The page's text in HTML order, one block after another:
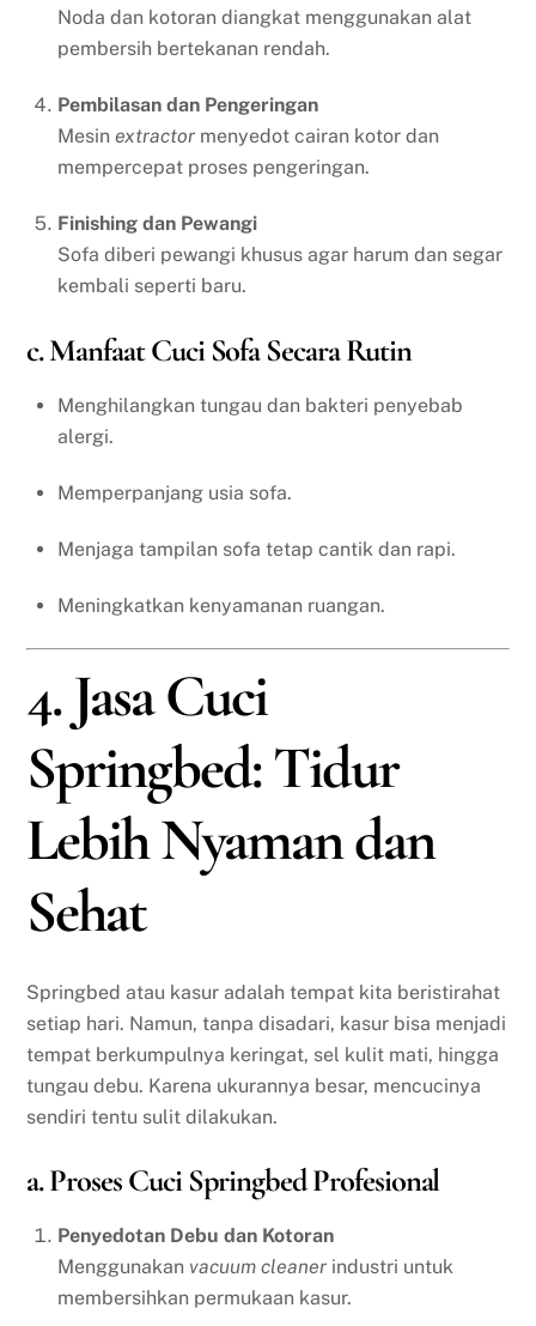
Noda dan kotoran diangkat menggunakan alat
pembersih bertekanan rendah.
Pembilasan dan Pengeringan
Mesin extractor menyedot cairan kotor dan
mempercepat proses pengeringan.
Finishing dan Pewangi
Sofa diberi pewangi khusus agar harum dan segar
kembali seperti baru.
c. Manfaat Cuci Sofa Secara Rutin
Menghilangkan tungau dan bakteri penyebab
alergi.
Memperpanjang usia sofa.
Menjaga tampilan sofa tetap cantik dan rapi.
Meningkatkan kenyamanan ruangan.
4. Jasa Cuci
Springbed: Tidur
Lebih Nyaman dan
Sehat
Springbed atau kasur adalah tempat kita beristirahat
setiap hari. Namun, tanpa disadari, kasur bisa menjadi
tempat berkumpulnya keringat, sel kulit mati, hingga
tungau debu. Karena ukurannya besar, mencucinya
sendiri tentu sulit dilakukan.
a. Proses Cuci Springbed Profesional
Penyedotan Debu dan Kotoran
Menggunakan vacuum cleaner industri untuk
membersihkan permukaan kasur.